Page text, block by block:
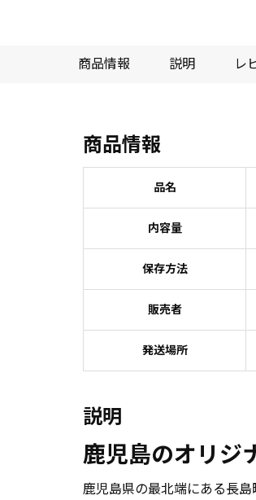
商品情報 説明 レ
商品情報
品名
内容量
保存方法
販売者
発送場所
説明
鹿児島のオリジ
鹿児島県の最北端にある長島